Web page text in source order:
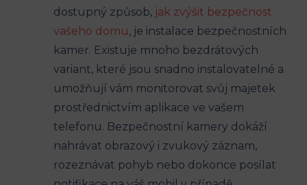
dostupný způsob, jak zvýšit bezpečnost
vašeho domu, je instalace bezpečnostních
kamer. Existuje mnoho bezdrátových
variant, které jsou snadno instalovatelné a
umožňují vám monitorovat svůj majetek
prostřednictvím aplikace ve vašem
telefonu. Bezpečnostní kamery dokáží
nahrávat obrazový i zvukový záznam,
rozeznávat pohyb nebo dokonce posílat